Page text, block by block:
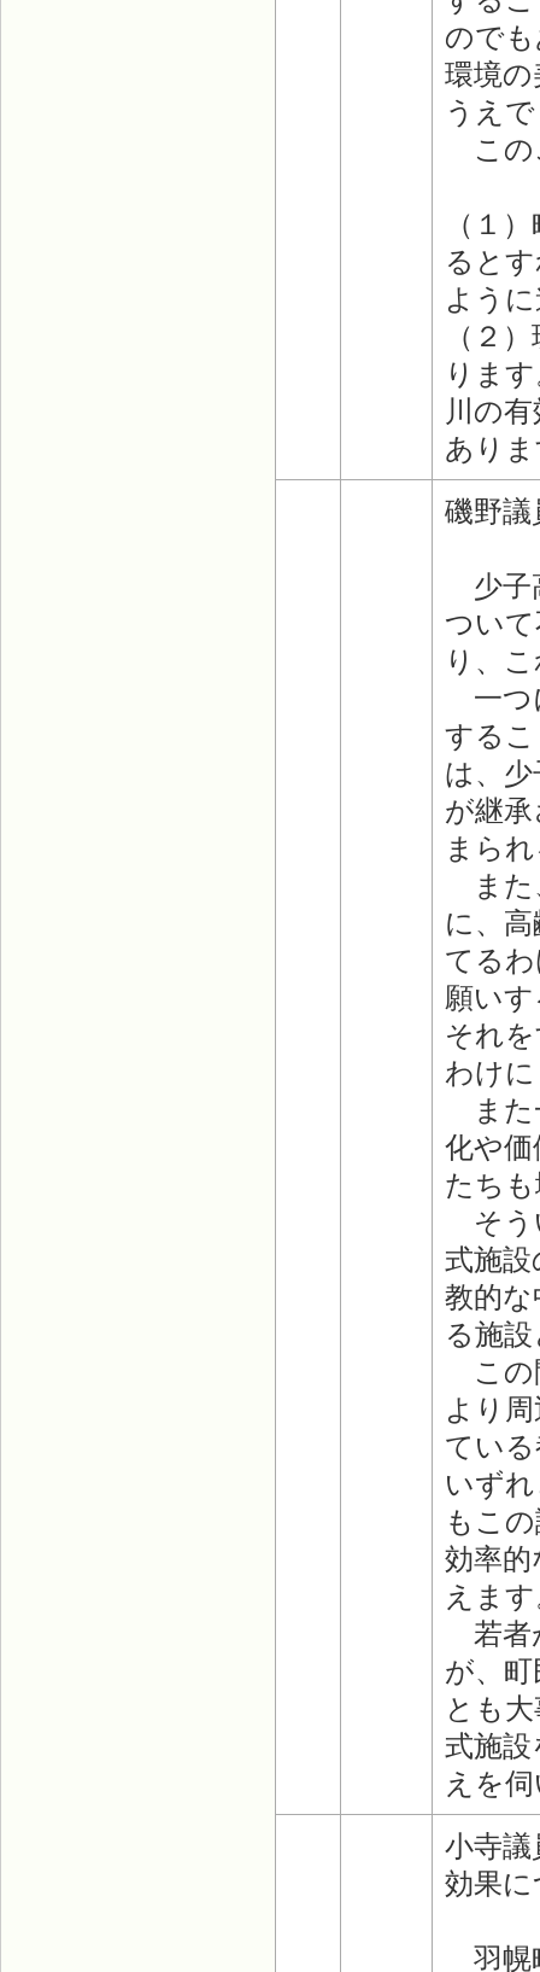
ので
環境
うえ
この
（１
ると
よう
（２
りま
川の
あり
磯野
少子
つい
り、
一つ
する
は、
が継
まら
また
に、
てる
願い
それ
わけ
また
化や
たち
そう
式施
教的
る施
この
より
てい
いず
もこ
効率
えま
若者
が、
とも
式施
えを
小寺
効果
羽幌